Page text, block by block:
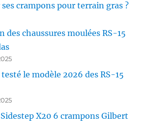
crampons pour terrain gras ?
des chaussures moulées RS-15
le modèle 2026 des RS-15
X20 6 crampons Gilbert